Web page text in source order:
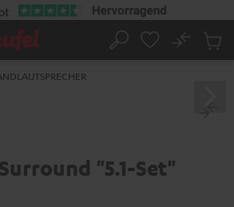
Suche
No
"5.1-Set"